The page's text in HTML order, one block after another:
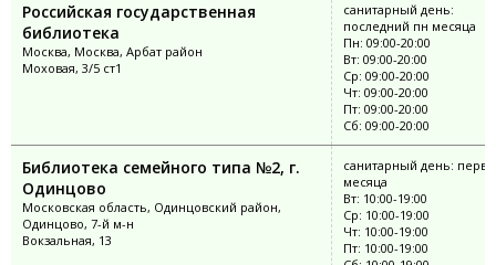
Российская государственная
библиотека
Москва, Москва, Арбат район
Моховая, 3/5 ст1
санитарный день:
последний пн месяца
Пн: 09:00-20:00
Вт: 09:00-20:00
Ср: 09:00-20:00
Чт: 09:00-20:00
Пт: 09:00-20:00
Сб: 09:00-20:00
Библиотека семейного типа №2, г.
Одинцово
Московская область, Одинцовский район,
Одинцово, 7-й м-н
Вокзальная, 13
санитарный день:
месяца
Вт: 10:00-19:00
Ср: 10:00-19:00
Чт: 10:00-19:00
Пт: 10:00-19:00